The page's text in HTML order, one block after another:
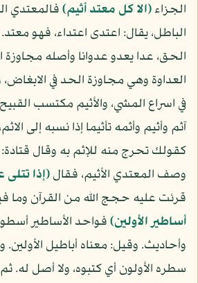
الجزاء(الا كل معتد أثيم)فالمعتدي
الباطل، يقال: اعتدى اعتداء، فهو
الحق، عدا يعدو عدوانا وأصله
العداوة وهي مجاوزة الحد في
في اسراع المشي، والأثيم مكتسب
آثم وأثيم وأثمه تأثيما إذا نسبه إلى
كقولك تحرج منه للإثم به وقال قتادة:
وصف المعتدي الأثيم، فقال(إذا تتلى
قرئت عليه حجج الله من القرآن وما
أساطير الأولين)فواحد الأساطير
وأحاديث. وقيل: معناه أباطيل الأولين.
سطره الأولون أي كتبوه، ولا أصل له.